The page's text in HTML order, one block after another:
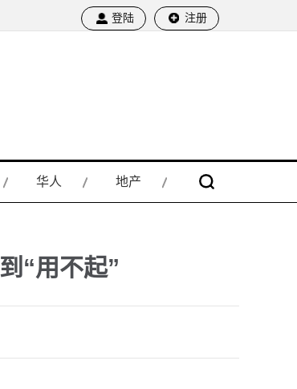
登陆 注册
华人 地产
“用不起”